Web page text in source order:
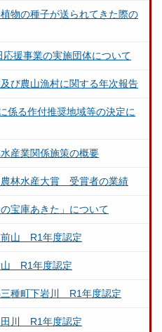
物の種子が送られてきた際の
援事業の実施団体について
び農山漁村に関する年次報告
係る作付推奨地域等の決定に
産業関係施策の概要
林水産大賞 受賞者の業績
宝庫あきた」について
前山 R1年度認定
山 R1年度認定
種町下岩川 R1年度認定
田川 R1年度認定